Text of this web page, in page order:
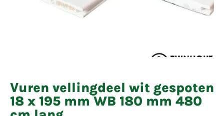
Vuren vellingdeel wit gespoten
18 x 195 mm WB 180 mm 480